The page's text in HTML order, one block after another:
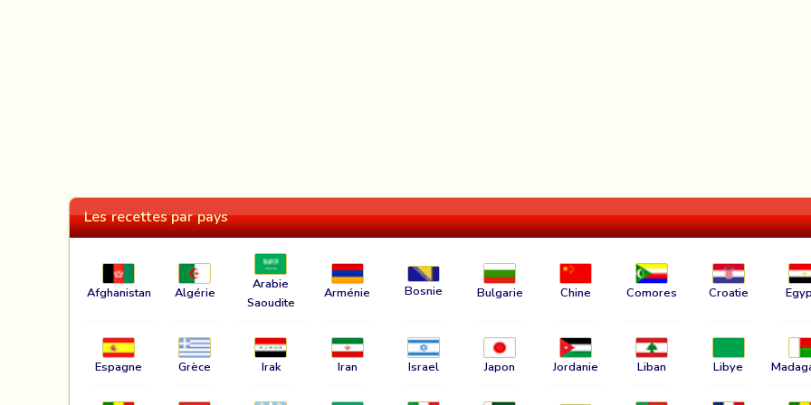
Les recettes par pays
Afghanistan Algérie
Arabie
Saoudite
Arménie Bosnie Bulgarie Chine Comores Croatie
Espagne Grèce Irak Iran Israel Japon Jordanie Liban Libye